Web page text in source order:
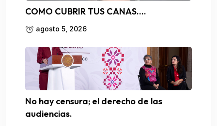
COMO CUBRIR TUS CANAS….
agosto 5, 2026
No hay censura; el derecho de las
audiencias.